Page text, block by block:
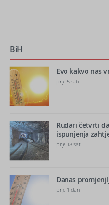
BiH
Evo kakvo nas
prije 5 sati
Rudari četvrti
ispunjenja
prije 18 sati
Danas
prije 1 dan